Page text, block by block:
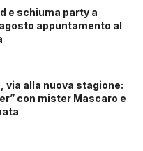
e schiuma party a
appuntamento al
via alla nuova stagione:
con mister Mascaro e